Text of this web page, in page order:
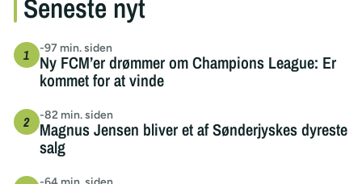
Seneste nyt
-97 min. siden
Ny FCM’er drømmer om Champions League: Er
kommet for at vinde
-82 min. siden
Magnus Jensen bliver et af Sønderjyskes dyreste
salg